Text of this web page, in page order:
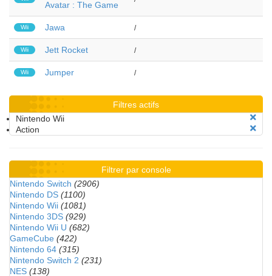
Avatar : The Game
Wii Jawa /
Wii Jett Rocket /
Wii Jumper /
Filtres actifs
Nintendo Wii
Action
Filtrer par console
Nintendo Switch (2906)
Nintendo DS (1100)
Nintendo Wii (1081)
Nintendo 3DS (929)
Nintendo Wii U (682)
GameCube (422)
Nintendo 64 (315)
Nintendo Switch 2 (231)
NES (138)